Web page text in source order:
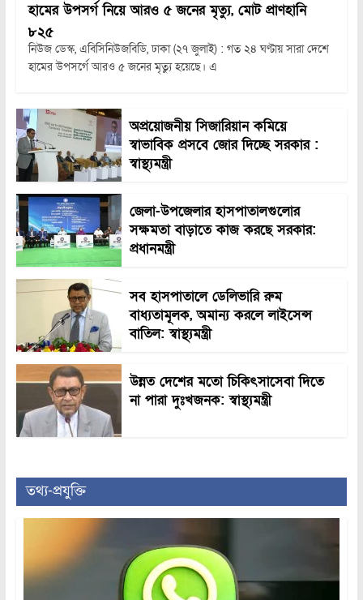
হামের উপসর্গ নিয়ে আরও ৫ জনের মৃত্যু, মোট প্রাণহানি
৮২৫
নিউজ ডেস্ক, এবিসিনিউজবিডি, ঢাকা (২৭ জুলাই) : গত ২৪ ঘণ্টায় সারা দেশে
হামের উপসর্গে আরও ৫ জনের মৃত্যু হয়েছে। এ
অপ্রয়োজনীয় সিজারিয়ান কমিয়ে
স্বাভাবিক প্রসবে জোর দিচ্ছে সরকার :
স্বাস্থ্যমন্ত্রী
জেলা-উপজেলার হাসপাতালগুলোর
সক্ষমতা বাড়াতে কাজ করছে সরকার:
প্রধানমন্ত্রী
সব হাসপাতালে ডেলিভারি রুম
বাধ্যতামূলক, অমান্য করলে লাইসেন্স
বাতিল: স্বাস্থ্যমন্ত্রী
উন্নত দেশের মতো চিকিৎসাসেবা দিতে
না পারা দুঃখজনক: স্বাস্থ্যমন্ত্রী
তথ্য-প্রযুক্তি